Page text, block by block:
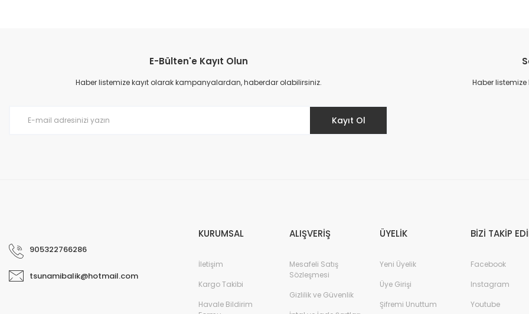
E-Bülten'e Kayıt Olun
Haber listemize kayıt olarak kampanyalardan, haberdar olabilirsiniz.
Kayıt Ol
Haber
905322766286
tsunamibalik@hotmail.com
KURUMSAL
İletişim
Kargo Takibi
Havale Bildirim
ALIŞVERİŞ
Mesafeli Satış
Sözleşmesi
Gizlilik ve Güvenlik
ÜYELİK
Yeni Üyelik
Üye Girişi
Şifremi Unuttum
BİZİ TAKİP
Facebook
Instagram
Youtube